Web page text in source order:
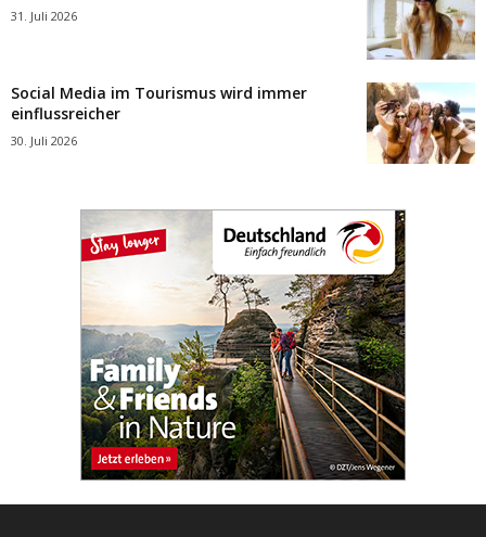
31. Juli 2026
Social Media im Tourismus wird immer
einflussreicher
30. Juli 2026